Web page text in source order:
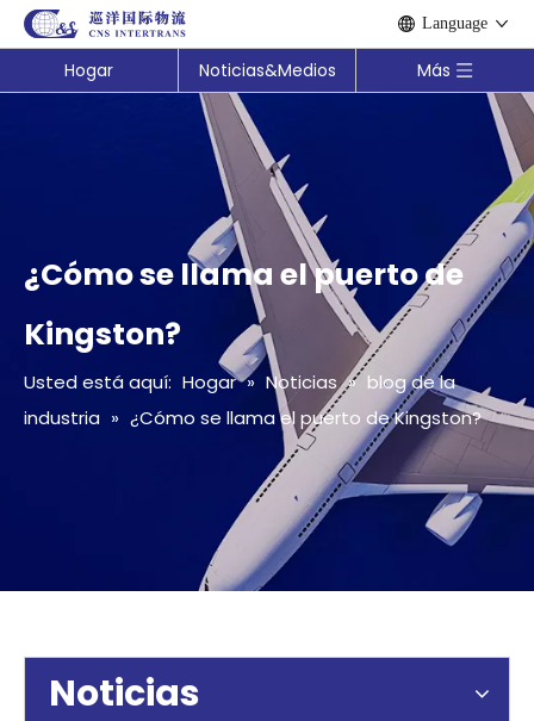
Language
Hogar Noticias&Medios Más
¿Cómo se llama el puerto de
Kingston?
Usted está aquí: Hogar » Noticias » blog de la
industria » ¿Cómo se llama el puerto de Kingston?
Noticias